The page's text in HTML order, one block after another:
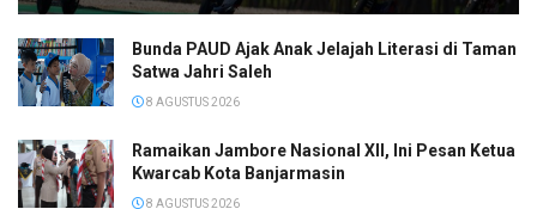
Bunda PAUD Ajak Anak Jelajah Literasi di Taman
Satwa Jahri Saleh
8 AGUSTUS 2026
Ramaikan Jambore Nasional XII, Ini Pesan Ketua
Kwarcab Kota Banjarmasin
8 AGUSTUS 2026